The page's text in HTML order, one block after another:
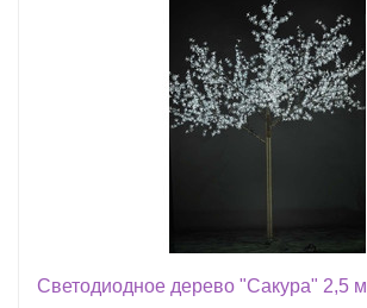
Светодиодное дерево "Сакура" 2,5 м